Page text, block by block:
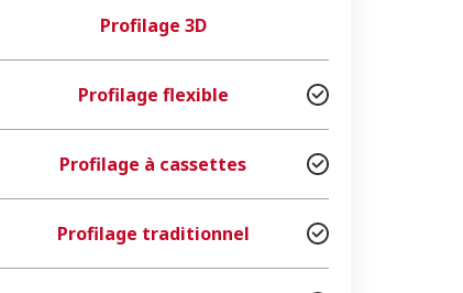
Profilage 3D
Profilage flexible
Profilage à cassettes
Profilage traditionnel